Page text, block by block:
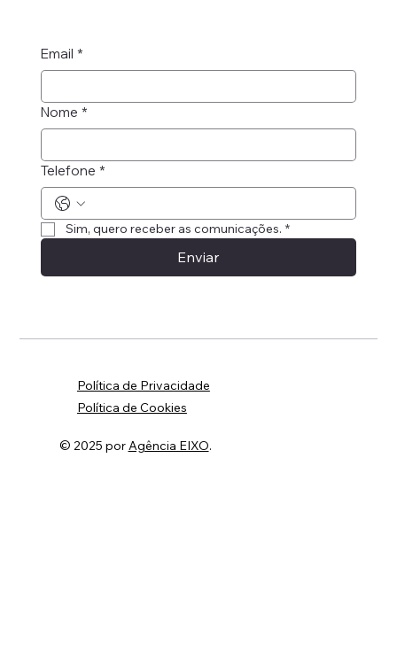
Email *
Nome *
Telefone *
Sim, quero receber as comunicações. *
Enviar
Política de Privacidade
Política de Cookies
© 2025 porAgência EIXO.